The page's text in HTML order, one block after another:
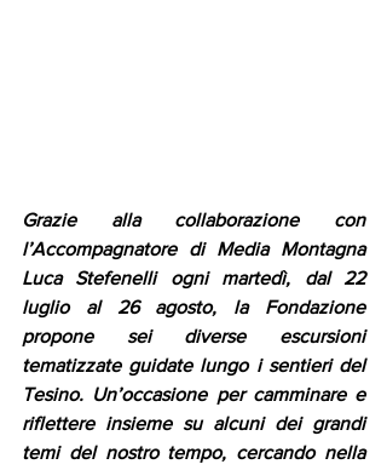
Grazie alla collaborazione con
l’Accompagnatore di Media Montagna
Luca Stefenelli ogni martedì, dal 22
luglio al 26 agosto, la Fondazione
propone sei diverse escursioni
tematizzate guidate lungo i sentieri del
Tesino. Un’occasione per camminare e
riflettere insieme su alcuni dei grandi
temi del nostro tempo, cercando nella